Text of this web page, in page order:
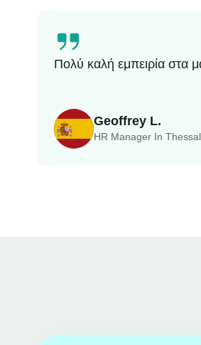
Geoffrey L.
HR Manager In
Πολύ καλή εμπειρία στα